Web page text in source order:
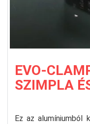
EVO-
SZIMPLA
Ez az alumíniumból